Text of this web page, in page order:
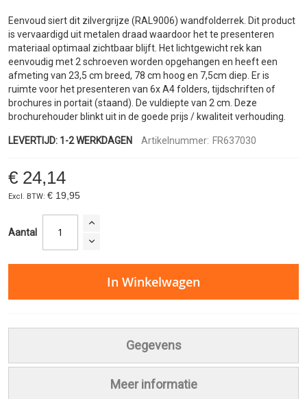
Eenvoud siert dit zilvergrijze (RAL9006) wandfolderrek. Dit product
is vervaardigd uit metalen draad waardoor het te presenteren
materiaal optimaal zichtbaar blijft. Het lichtgewicht rek kan
eenvoudig met 2 schroeven worden opgehangen en heeft een
afmeting van 23,5 cm breed, 78 cm hoog en 7,5cm diep. Er is
ruimte voor het presenteren van 6x A4 folders, tijdschriften of
brochures in portait (staand). De vuldiepte van 2 cm. Deze
brochurehouder blinkt uit in de goede prijs / kwaliteit verhouding.
LEVERTIJD: 1-2 WERKDAGEN Artikelnummer: FR637030
€ 24,14
€ 19,95
Aantal
In Winkelwagen
Gegevens
Meer informatie